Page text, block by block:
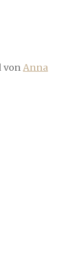
vonAnna